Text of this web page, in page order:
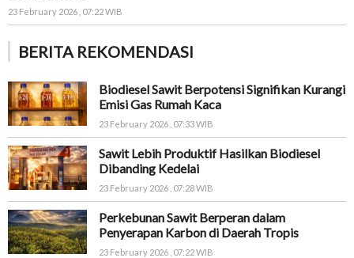
23 February 2026 , 07:22 WIB
BERITA REKOMENDASI
Biodiesel Sawit Berpotensi Signifikan Kurangi
Emisi Gas Rumah Kaca
23 February 2026 , 07:33 WIB
Sawit Lebih Produktif Hasilkan Biodiesel
Dibanding Kedelai
23 February 2026 , 07:28 WIB
Perkebunan Sawit Berperan dalam
Penyerapan Karbon di Daerah Tropis
23 February 2026 , 07:22 WIB